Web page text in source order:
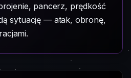
pancerz, prędkość
sytuację — atak, obronę,